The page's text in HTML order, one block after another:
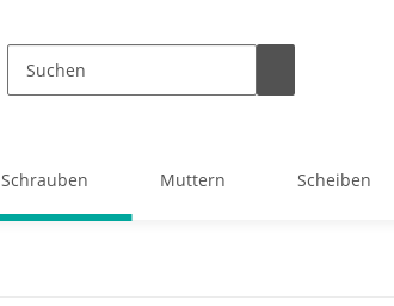
Schrauben Muttern Scheiben